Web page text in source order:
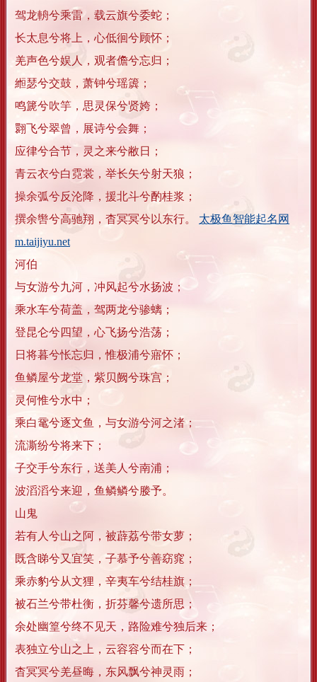
驾龙輈兮乘雷，载云旗兮委蛇；
长太息兮将上，心低徊兮顾怀；
羌声色兮娱人，观者儋兮忘归；
縆瑟兮交鼓，萧钟兮瑶簴；
鸣篪兮吹竽，思灵保兮贤姱；
翾飞兮翠曾，展诗兮会舞；
应律兮合节，灵之来兮敝日；
青云衣兮白霓裳，举长矢兮射天狼；
操余弧兮反沦降，援北斗兮酌桂浆；
撰余辔兮高驰翔，杳冥冥兮以东行。 太极鱼智能起名网
m.taijiyu.net
河伯
与女游兮九河，冲风起兮水扬波；
乘水车兮荷盖，驾两龙兮骖螭；
登昆仑兮四望，心飞扬兮浩荡；
日将暮兮怅忘归，惟极浦兮寤怀；
鱼鳞屋兮龙堂，紫贝阙兮珠宫；
灵何惟兮水中；
乘白鼋兮逐文鱼，与女游兮河之渚；
流澌纷兮将来下；
子交手兮东行，送美人兮南浦；
波滔滔兮来迎，鱼鳞鳞兮媵予。
山鬼
若有人兮山之阿，被薜荔兮带女萝；
既含睇兮又宜笑，子慕予兮善窈窕；
乘赤豹兮从文狸，辛夷车兮结桂旗；
被石兰兮带杜衡，折芬馨兮遗所思；
余处幽篁兮终不见天，路险难兮独后来；
表独立兮山之上，云容容兮而在下；
杳冥冥兮羌昼晦，东风飘兮神灵雨；